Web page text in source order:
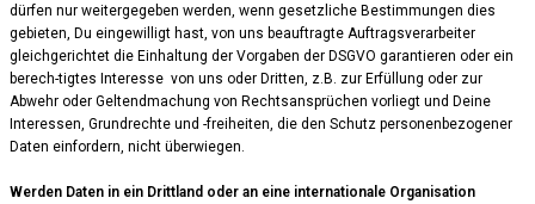
dürfen nur weitergegeben werden, wenn gesetzliche Bestimmungen dies
gebieten, Du eingewilligt hast, von uns beauftragte Auftragsverarbeiter
gleichgerichtet die Einhaltung der Vorgaben der DSGVO garantieren oder ein
berech-tigtes Interesse von uns oder Dritten, z.B. zur Erfüllung oder zur
Abwehr oder Geltendmachung von Rechtsansprüchen vorliegt und Deine
Interessen, Grundrechte und -freiheiten, die den Schutz personenbezogener
Daten einfordern, nicht überwiegen.
Werden Daten in ein Drittland oder an eine internationale Organisation